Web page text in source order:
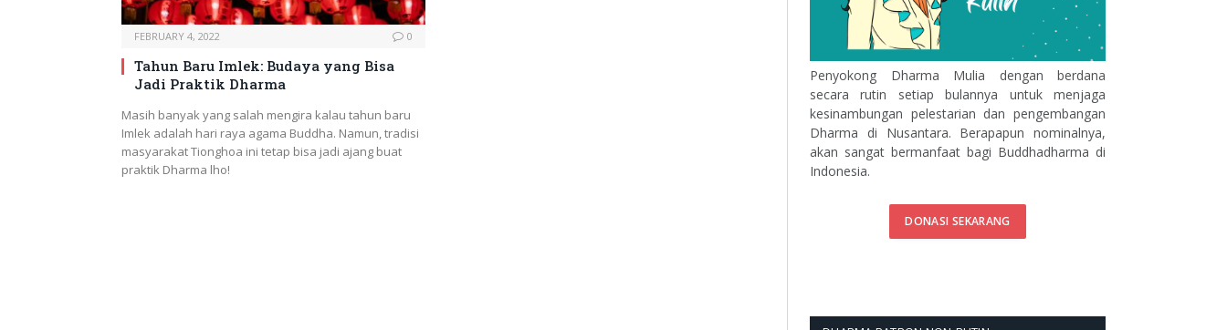
FEBRUARY 4, 2022 0
Tahun Baru Imlek: Budaya yang Bisa
Jadi Praktik Dharma
Masih banyak yang salah mengira kalau tahun baru
Imlek adalah hari raya agama Buddha. Namun, tradisi
masyarakat Tionghoa ini tetap bisa jadi ajang buat
praktik Dharma lho!
Penyokong Dharma Mulia dengan berdana
secara rutin setiap bulannya untuk menjaga
kesinambungan pelestarian dan pengembangan
Dharma di Nusantara. Berapapun nominalnya,
akan sangat bermanfaat bagi Buddhadharma di
Indonesia.
DONASI SEKARANG